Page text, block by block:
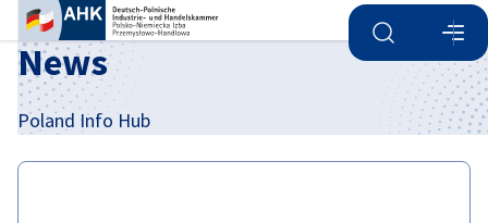
Suche öffnen
News
Poland Info Hub